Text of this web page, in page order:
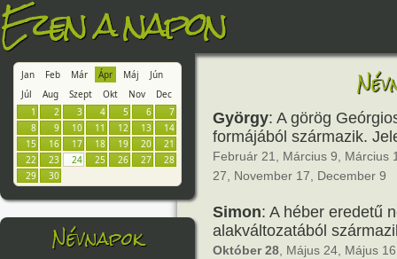
Ezen a napon
Jan Feb Már Ápr Máj
Jún
Júl
Aug Szept Okt Nov
Dec
1
2 3 4 5 6
7
8
9 10 11 12 13
14
15
16 17 18 19 20
21
22
23 24 25 26 27
28
29
30
Névnapok
György: A görög
formájából származik.
Február 21, Március 9, Március
27, November 17, December 9
Simon: A héber eredetű
alakváltozatából
Október 28 , Május 24, Május